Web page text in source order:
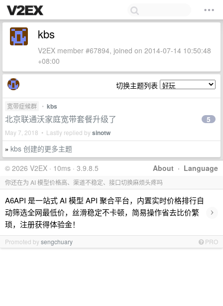
kbs
V2EX member #67894, joined on 2014-07-14 10:50:48
+08:00
切换主题列表
宽带症候群 • kbs
北京联通沃家庭宽带套餐升级了
May 7, 2018 • Lastly replied bysinotw
5
» kbs 创建的更多主题
About · Language
© 2026 V2EX · 10ms · 3.9.8.5
你还在为 AI 模型价格高、渠道不稳定、接口切换麻烦头疼吗
A6API 是一站式 AI 模型 API 聚合平台，内置实时价格排行自
动筛选全网最低价，丝滑稳定不卡顿，简易操作省去比价繁
琐，注册获得体验金！
›
Promoted bysengchuary PRO